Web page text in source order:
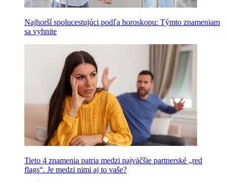
Najhorší spolucestujúci podľa horoskopu: Týmto znameniam
sa vyhnite
Tieto 4 znamenia patria medzi najväčšie partnerské „red
flags“. Je medzi nimi aj to vaše?